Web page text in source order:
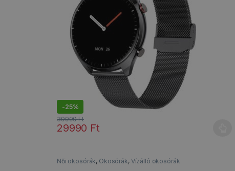
-25%
29990 Ft
39990Ft
Ennek a terméknek több variációja van. A változatok
Női okosórák, Okosórák, Vízálló okosórák